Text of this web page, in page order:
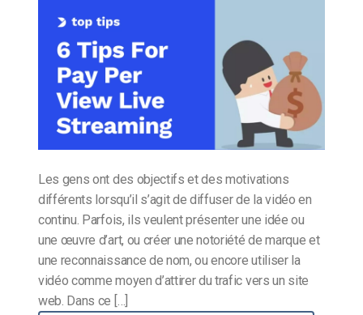
Les gens ont des objectifs et des motivations
différents lorsqu’il s’agit de diffuser de la vidéo en
continu. Parfois, ils veulent présenter une idée ou
une œuvre d’art, ou créer une notoriété de marque et
une reconnaissance de nom, ou encore utiliser la
vidéo comme moyen d’attirer du trafic vers un site
web. Dans ce […]